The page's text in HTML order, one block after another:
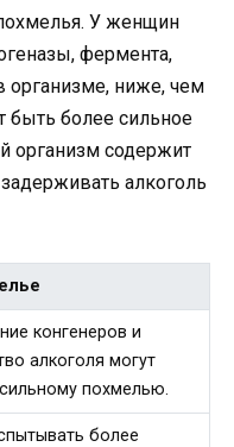
У женщин
фермента,
организме, ниже, чем
быть более сильное
организм содержит
алкоголь
конгенеров и
алкоголя могут
похмелью.
более